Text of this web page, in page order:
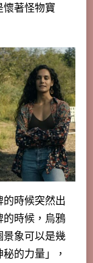
著怪物寶
時候突然出
的時候，烏鴉
景象可以是幾
的力量」，